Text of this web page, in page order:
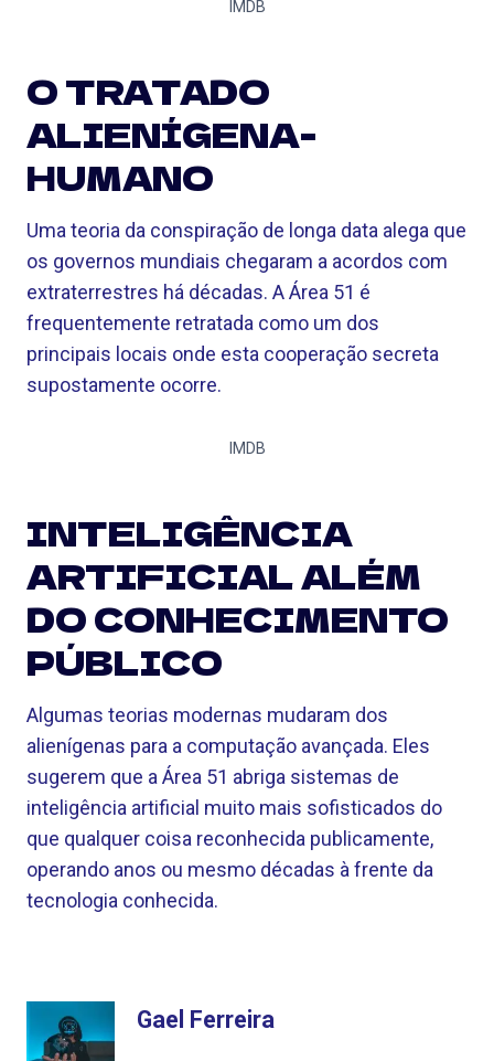
IMDB
O TRATADO
ALIENÍGENA-
HUMANO
Uma teoria da conspiração de longa data alega que
os governos mundiais chegaram a acordos com
extraterrestres há décadas. A Área 51 é
frequentemente retratada como um dos
principais locais onde esta cooperação secreta
supostamente ocorre.
IMDB
INTELIGÊNCIA
ARTIFICIAL ALÉM
DO CONHECIMENTO
PÚBLICO
Algumas teorias modernas mudaram dos
alienígenas para a computação avançada. Eles
sugerem que a Área 51 abriga sistemas de
inteligência artificial muito mais sofisticados do
que qualquer coisa reconhecida publicamente,
operando anos ou mesmo décadas à frente da
tecnologia conhecida.
Gael Ferreira